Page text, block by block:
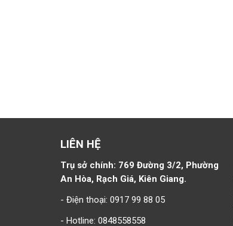
LIÊN HỆ
Trụ sở chính: 769 Đường 3/2, Phường
An Hòa, Rạch Giá, Kiên Giang.
- Điện thoại: 0917 99 88 05
- Hotline: 0848558558